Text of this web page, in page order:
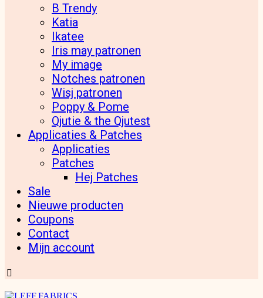
B Trendy
Katia
Ikatee
Iris may patronen
My image
Notches patronen
Wisj patronen
Poppy & Pome
Qjutie & the Qjutest
Applicaties & Patches
Applicaties
Patches
Hej Patches
Sale
Nieuwe producten
Coupons
Contact
Mijn account